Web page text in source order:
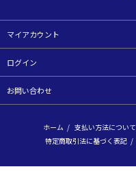
マイアカウント
ログイン
お問い合わせ
ホーム / 支払い方法について
特定商取引法に基づく表記 /